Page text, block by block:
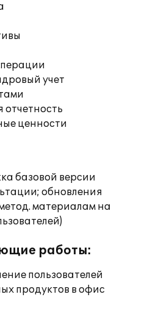
учет
ценности
базовой версии
обновления
материалам на
работы:
пользователей
продуктов в офис